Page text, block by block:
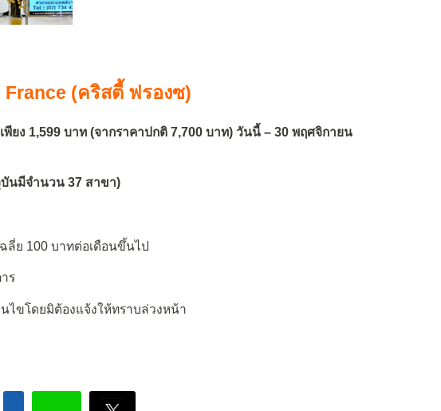
France (คริสตี้ ฟรองซ)
ยง 1,599 บาท (จากราคาปกติ 7,700 บาท) วันนี้ – 30 พฤศจิกายน
นมีจำนวน 37 สาขา)
ลี่ย 100 บาทต่อเดือนขึ้นไป
ร
ไขโดยมิต้องแจ้งให้ทราบล่วงหน้า